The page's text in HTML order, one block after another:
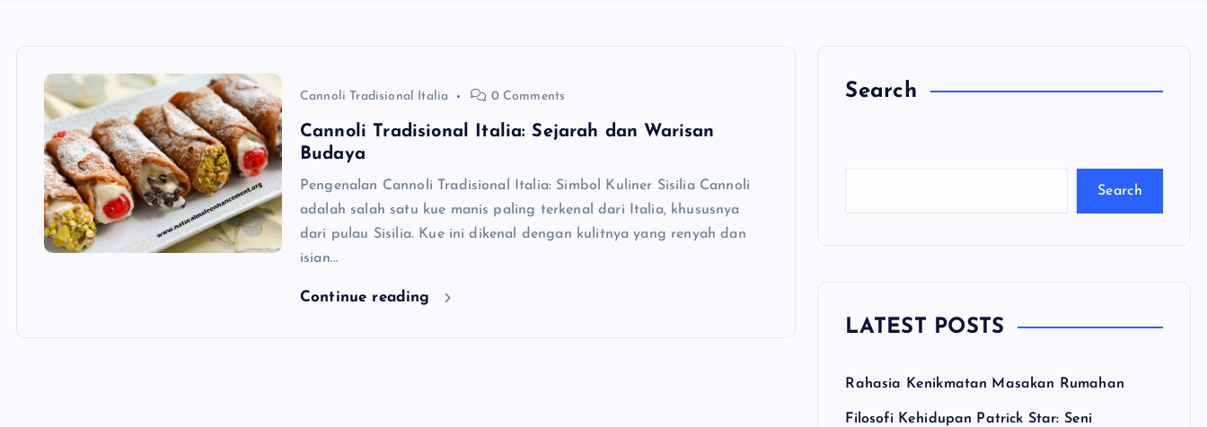
Cannoli Tradisional Italia 0 Comments
Cannoli Tradisional Italia: Sejarah dan Warisan
Budaya
Pengenalan Cannoli Tradisional Italia: Simbol Kuliner Sisilia Cannoli
adalah salah satu kue manis paling terkenal dari Italia, khususnya
dari pulau Sisilia. Kue ini dikenal dengan kulitnya yang renyah dan
isian…
Continue reading
Search
C
Search
LATEST POSTS
Rahasia Kenikmatan Masakan Rumahan
Filosofi Kehidupan Patrick Star: Seni